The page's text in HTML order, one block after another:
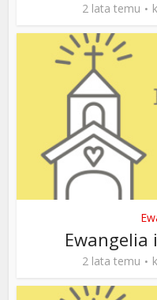
2 lata temu
Ewangelia
2 lata temu